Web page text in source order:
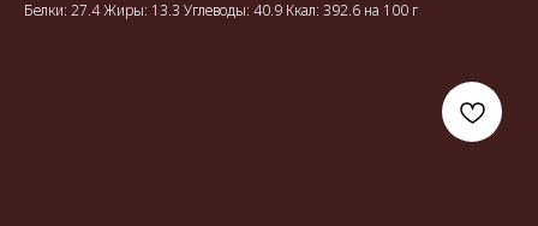
Белки: 27.4 Жиры: 13.3 Углеводы: 40.9 Ккал: 392.6 на 100 г